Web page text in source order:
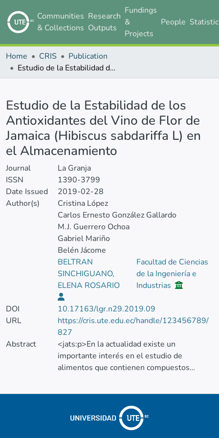
Communities
& Collections
Research
Outputs
Fundings
&
Projects
People
Home CRIS
Publication
Estudio de la Estabilidad de los Antioxidantes del Vino de Flor de Jamaica (Hibiscus sabdariffa L) en el Almacenamiento
Estudio de la Estabilidad de los
Antioxidantes del Vino de Flor de
Jamaica (Hibiscus sabdariffa L) en
el Almacenamiento
Journal
La Granja
ISSN
1390-3799
Date Issued
2019-02-28
Author(s)
Cristina López
Carlos Ernesto González Gallardo
M.J. Guerrero Ochoa
Gabriel Mariño
Belén Jácome
BELTRAN
SINCHIGUANO,
ELENA ROSARIO
Facultad de Ciencias
de la Ingeniería e
Industrias
DOI
10.17163/lgr.n29.2019.09
URL
https://cris.ute.edu.ec/handle/123456789/
827
Abstract
<jats:p>En la actualidad existe un
importante interés en el estudio de
alimentos que contienen compuestos
determinado que la flor de jamaica es rica
antocianinas y flavonoides como la
delfinidina-3-sambubiosido, delfinidina-3-